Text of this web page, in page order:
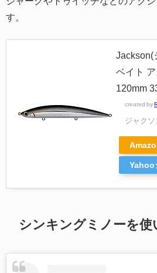
す。
Jackson(
ベイト
120mm
created by
ジャク
Yahoo
シンキングミノーを使